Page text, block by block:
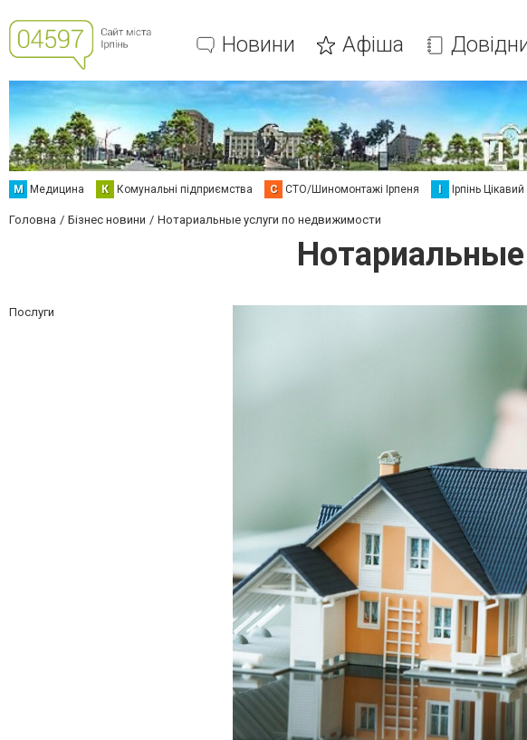
Новини Афіша
М Медицина К Комунальні підприємства С СТО/Шиномонтажі Ірпеня І Ірпінь Цікавий
Головна Бізнес новини Нотариальные услуги по недвижимости
Послуги